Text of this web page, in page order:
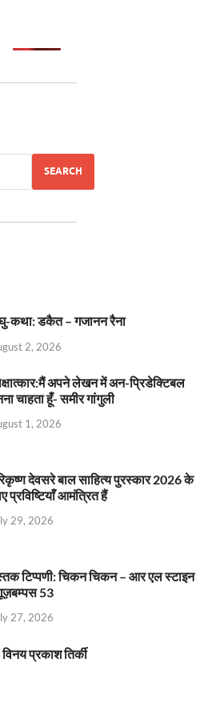
SEARCH
कथा: डकैत – गजानन रैना
2, 2026
अपने लेखन में अन-प्रिडेक्टिबल
चाहता हूँ- समीर गांगुली
1, 2026
देवसरे बाल साहित्य पुरस्कार 2026 के
प्रविष्टियाँ आमंत्रित हैं
29, 2026
टिप्पणी: चिकन चिकन – आर एल स्टाइन
53
27, 2026
प्रकाश तिर्की